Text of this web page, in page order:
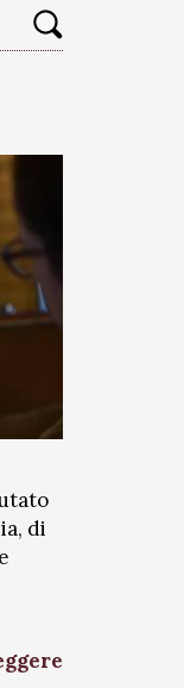
di